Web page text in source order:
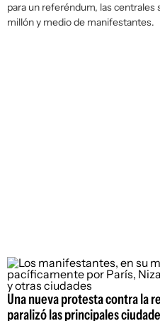
para un referéndum, las centrales
millón y medio de manifestantes.
Una nueva protesta contra la
paralizó las principales